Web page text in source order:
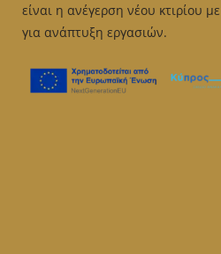
είναι η ανέγερση νέου κτιρίου
για ανάπτυξη εργασιών.